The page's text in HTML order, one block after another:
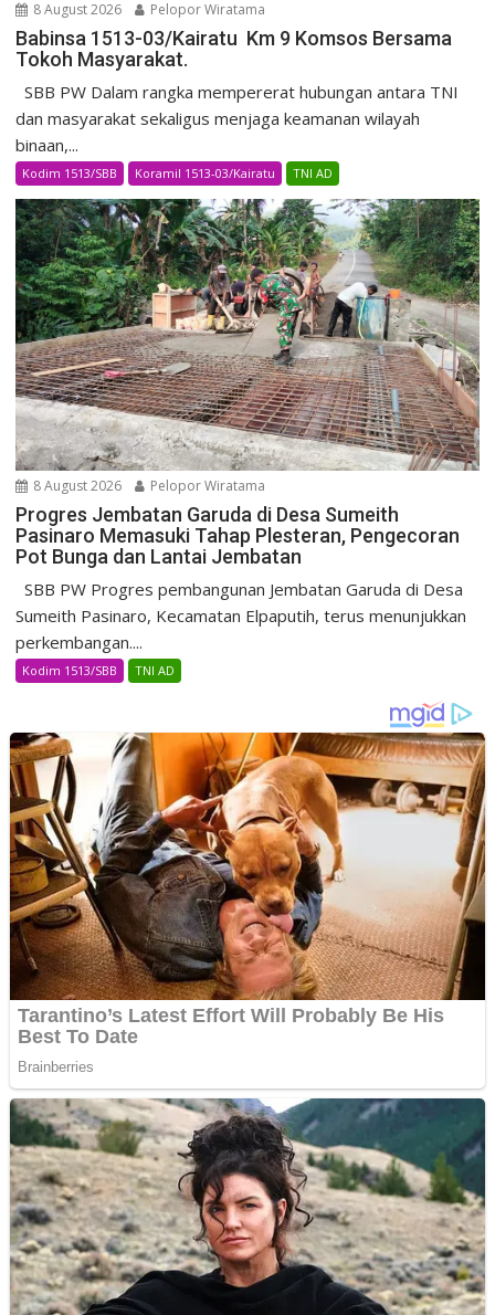
8 August 2026 Pelopor Wiratama
Babinsa 1513-03/Kairatu Km 9 Komsos Bersama
Tokoh Masyarakat.
SBB PW Dalam rangka mempererat hubungan antara TNI
dan masyarakat sekaligus menjaga keamanan wilayah
binaan,...
Kodim 1513/SBB Koramil 1513-03/Kairatu TNI AD
8 August 2026 Pelopor Wiratama
Progres Jembatan Garuda di Desa Sumeith
Pasinaro Memasuki Tahap Plesteran, Pengecoran
Pot Bunga dan Lantai Jembatan
SBB PW Progres pembangunan Jembatan Garuda di Desa
Sumeith Pasinaro, Kecamatan Elpaputih, terus menunjukkan
perkembangan....
Kodim 1513/SBB TNI AD